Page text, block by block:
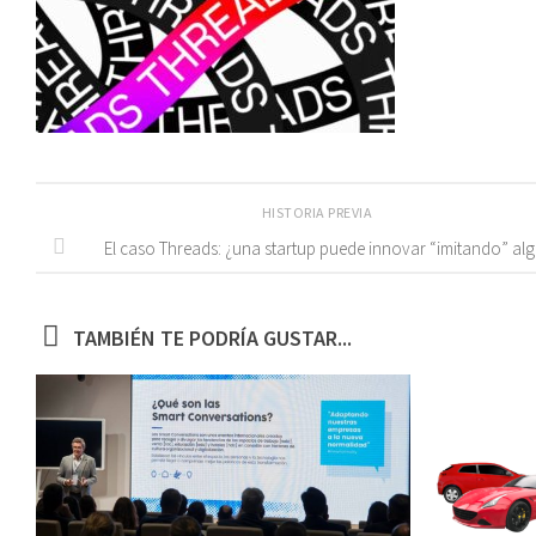
HISTORIA PREVIA
El caso Threads: ¿una startup puede innovar “imitando”
TAMBIÉN TE PODRÍA GUSTAR...